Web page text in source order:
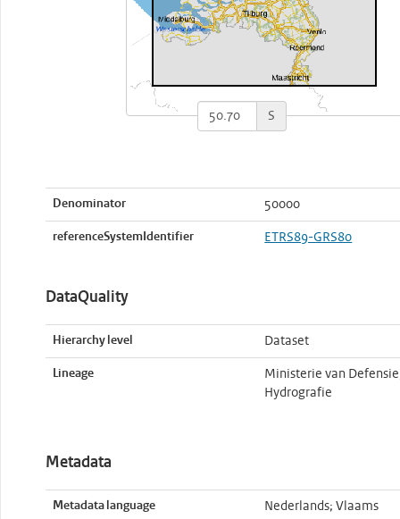
S
Denominator 50000
referenceSystemIdentifier ETRS89-GRS80
DataQuality
Hierarchy level Dataset
Lineage
Ministerie van
Hydrografie
Metadata
Metadata language Nederlands; Vlaams